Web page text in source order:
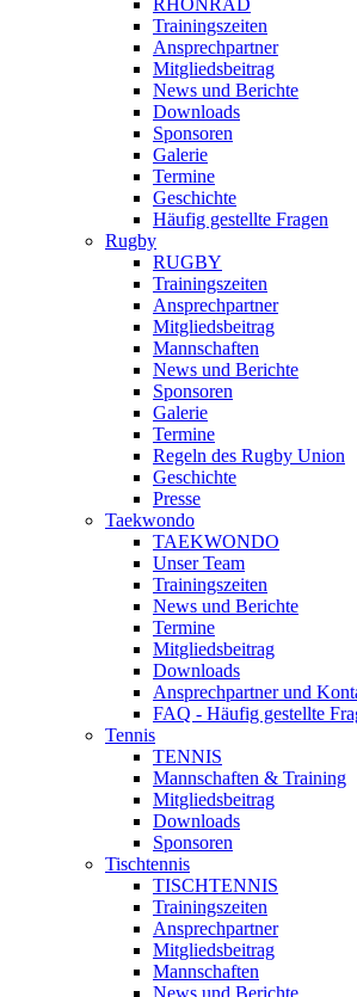
RHÖNRAD
Trainingszeiten
Ansprechpartner
Mitgliedsbeitrag
News und Berichte
Downloads
Sponsoren
Galerie
Termine
Geschichte
Häufig gestellte Fragen
Rugby
RUGBY
Trainingszeiten
Ansprechpartner
Mitgliedsbeitrag
Mannschaften
News und Berichte
Sponsoren
Galerie
Termine
Regeln des Rugby Union
Geschichte
Presse
Taekwondo
TAEKWONDO
Unser Team
Trainingszeiten
News und Berichte
Termine
Mitgliedsbeitrag
Downloads
Ansprechpartner und
FAQ - Häufig gestellte
Tennis
TENNIS
Mannschaften & Training
Mitgliedsbeitrag
Downloads
Sponsoren
Tischtennis
TISCHTENNIS
Trainingszeiten
Ansprechpartner
Mitgliedsbeitrag
Mannschaften
News und Berichte